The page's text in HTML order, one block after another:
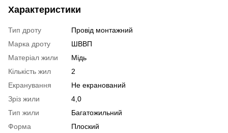
Характеристики
Тип дроту
Провід монтажний
Марка дроту
ШВВП
Матеріал жили
Мідь
Кількість жил
2
Екранування
Не екранований
Зріз жили
4,0
Тип жили
Багатожильний
Форма
Плоский